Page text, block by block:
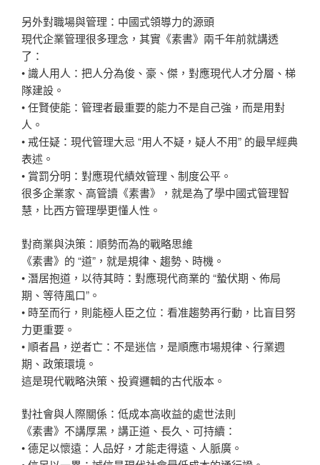
另外對職場與管理：中國式領導力的源頭
現代企業管理很多理念，其實《素書》兩千年前就講透
了：
• 識人用人：把人分為俊、豪、傑，對應現代人才分層、梯
隊建設。
• 任賢使能：管理者最重要的能力不是自己強，而是用對
人。
• 戒任疑：現代管理大忌 “用人不疑，疑人不用” 的最早經典
表述。
• 賞罰分明：對應現代績效管理、制度公平。
很多企業家、高管讀《素書》，就是為了學中國式管理智
慧，比西方管理學更懂人性。
對商業與決策：順勢而為的戰略思維
《素書》的 “道”，就是規律、趨勢、時機。
• 潛居抱道，以待其時：對應現代商業的 “蟄伏期、佈局
期、等待風口”。
• 時至而行，則能極人臣之位：看准趨勢再行動，比盲目努
力更重要。
• 順者昌，逆者亡：不是迷信，是順應市場規律、行業週
期、政策環境。
這是現代戰略決策、投資邏輯的古代版本。
對社會與人際關係：低成本高收益的處世法則
《素書》不講厚黑，講正道、長久、可持續：
• 德足以懷遠：人品好，才能走得遠、人脈廣。